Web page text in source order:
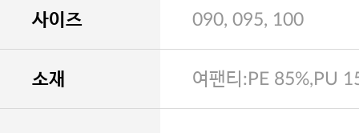
사이즈 090, 095, 100
소재 여팬티:PE 85%,PU